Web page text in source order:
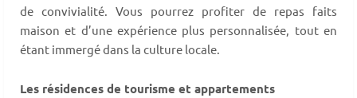
de convivialité. Vous pourrez profiter de repas faits
maison et d’une expérience plus personnalisée, tout en
étant immergé dans la culture locale.
Les résidences de tourisme et appartements